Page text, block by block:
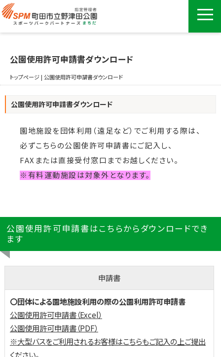
公園使用許可申請書ダウンロード
トップページ | 公園使用許可申請書ダウンロード
公園使用許可申請書ダウンロード
園地施設を団体利用（遠足など）でご利用する際は、
必ずこちらの公園使許可申請書にご記入し、
FAXまたは直接受付窓口までお越しください。
※有料運動施設は対象外となります。
公園使用許可申請書はこちらからダウンロードでき
ます
申請書
〇団体による園地施設利用の際の公園利用許可申請書
公園使用許可申請書（Excel）
公園使用許可申請書（PDF）
※大型バスをご利用されるお客様はこちらもご記入の上ご提出
ください。